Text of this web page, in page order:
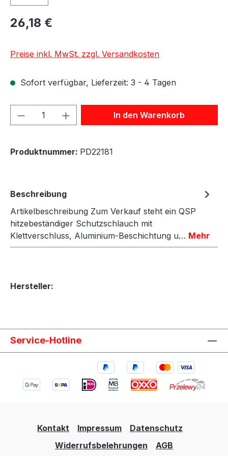
26,18 €
Preise inkl. MwSt. zzgl. Versandkosten
Sofort verfügbar, Lieferzeit: 3 - 4 Tagen
Produkt Anzahl: Gib denIn den Warenkorb
Produktnummer: PD22181
Beschreibung
Artikelbeschreibung Zum Verkauf steht ein QSP
hitzebeständiger Schutzschlauch mit
Klettverschluss, Aluminium-Beschichtung u… Mehr
Hersteller:
Service-Hotline
Kontakt Impressum
Datenschutz
Widerrufsbelehrungen
AGB